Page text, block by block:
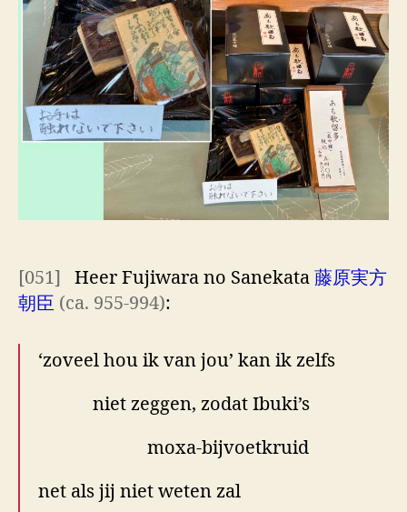
één
gedicht [6]
[051] Heer Fujiwara no Sanekata 藤原実方
朝臣 (ca. 955-994):
‘zoveel hou ik van jou’ kan ik zelfs
niet zeggen, zodat Ibuki’s
moxa-bijvoetkruid
net als jij niet weten zal